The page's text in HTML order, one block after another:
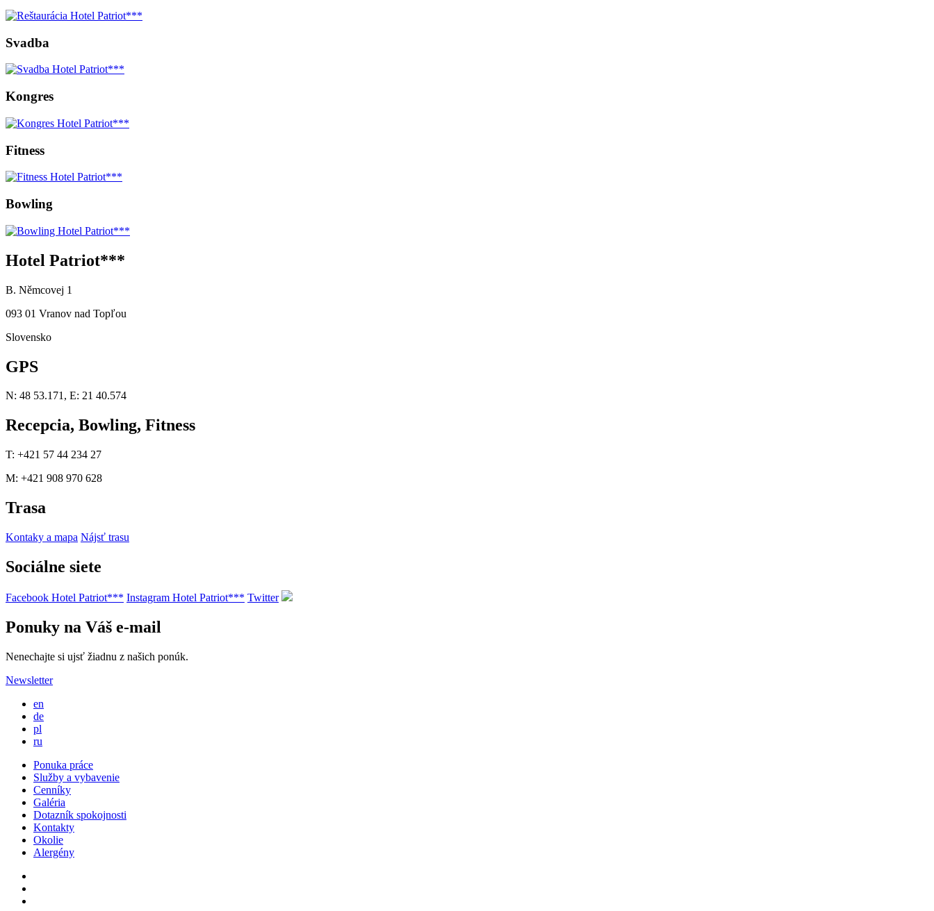
Svadba
Kongres
Fitness
Bowling
Hotel Patriot***
B. Němcovej 1
093 01 Vranov nad Topľou
Slovensko
GPS
N: 48 53.171, E: 21 40.574
Recepcia, Bowling, Fitness
T: +421 57 44 234 27
M: +421 908 970 628
Trasa
Kontaky a mapa Nájsť trasu
Sociálne siete
Facebook Hotel Patriot*** Instagram Hotel Patriot*** Twitter
Ponuky na Váš e-mail
Nenechajte si ujsť žiadnu z našich ponúk.
Newsletter
en
de
pl
ru
Ponuka práce
Služby a vybavenie
Cenníky
Galéria
Dotazník spokojnosti
Kontakty
Okolie
Alergény